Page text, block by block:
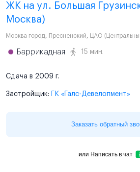
ЖК на ул. Большая
Москва)
Москва город, Пресненский, ЦАО
Баррикадная 15 мин.
Сдача в 2009 г.
Застройщик: ГК «Галс-Девелопмент»
Заказать обратный
или Написать в чат